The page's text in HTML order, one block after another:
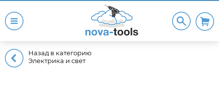
Назад в категорию
Электрика и свет